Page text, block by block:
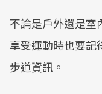
不論是戶外還是室
享受運動時也要記
步道資訊。